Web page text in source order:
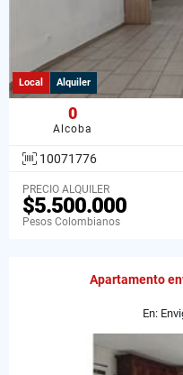
Local Alquiler
0
Alcoba
10071776
PRECIO ALQUILER
$5.500.000
Pesos Colombianos
Apartamento
En: